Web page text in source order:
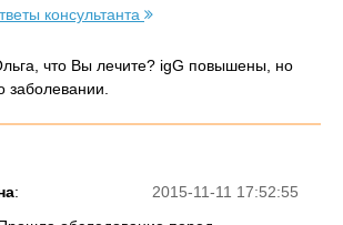
консультанта
что Вы лечите? igG повышены, но
заболевании.
2015-11-11 17:52:55
: